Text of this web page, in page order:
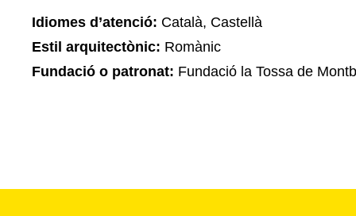
Idiomes d’atenció: Català, Castellà
Estil arquitectònic: Romànic
Fundació o patronat: Fundació la Tossa de